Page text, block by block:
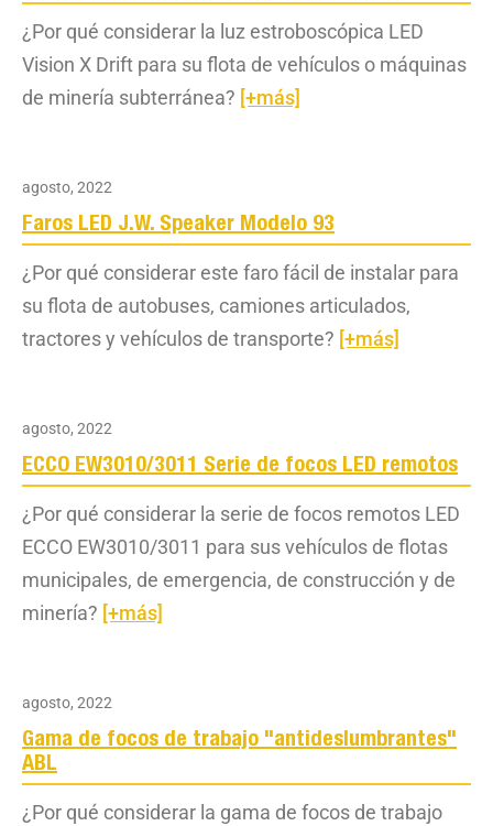
¿Por qué considerar la luz estroboscópica LED
Vision X Drift para su flota de vehículos o máquinas
de minería subterránea? [+más]
agosto, 2022
Faros LED J.W. Speaker Modelo 93
¿Por qué considerar este faro fácil de instalar para
su flota de autobuses, camiones articulados,
tractores y vehículos de transporte? [+más]
agosto, 2022
ECCO EW3010/3011 Serie de focos LED remotos
¿Por qué considerar la serie de focos remotos LED
ECCO EW3010/3011 para sus vehículos de flotas
municipales, de emergencia, de construcción y de
minería? [+más]
agosto, 2022
Gama de focos de trabajo "antideslumbrantes"
ABL
¿Por qué considerar la gama de focos de trabajo